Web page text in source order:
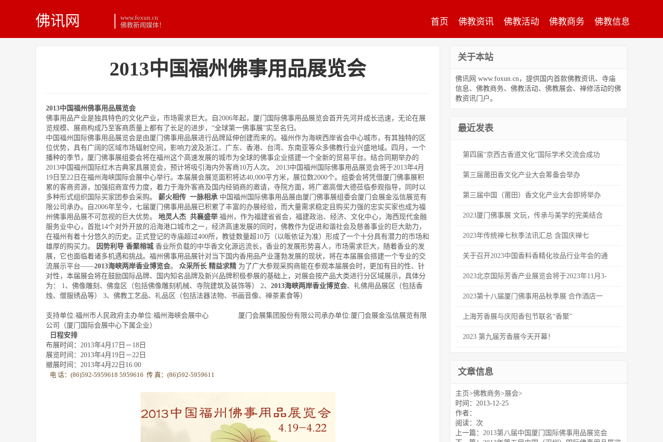
佛讯网
www.foxun.cn
佛教新闻媒体！
首页 佛教资讯 佛教活动 佛教商务 佛教信息
2013中国福州佛事用品展览会
2013中国福州佛事用品展览会
佛事用品产业是独具特色的文化产业，市场需求巨大。自 2006年起，厦门国际佛事用品展览会首开先河并成长迅速， 无论在展
览规模、展商构成乃至客商质量上都有了长足的进步，“全球第一佛事展”实至名归。
中国福州国际佛事用品展览会是由厦门佛事用品展进行品牌延伸创建而来的。 福州作为海峡西岸省会中心城市，有其独特的区
位优势，具有广阔的区域市场辐射空间，影响力波及浙江、广东、香港、台湾、东南亚等众多佛教行业兴盛地域。
四月，一个
播种的季节，厦门佛事展组委会将在福州这个高速发展的城市为全球的佛事企业搭建一个全新的贸易平台。 结合同期举办的
2013中国福州国际红木古典家具展览会，预计将吸引海内外客商10 万人次。 2013中国福州国际佛事用品展览会将于2013年4月
19 日至22 日在福州海峡国际会展中心举行。本届展会展览面积将达40 ,000平方米，展位数2000个。组委会将凭借厦门佛事展积
累的客商资源，加强招商宣传力度，着力于海外客商及国内经销商的邀请，寺院方面，将广邀高僧大德莅临参观指导，同时以
多种形式组织国际买家团参会采购。
薪火相传 一脉相承 中国福州国际佛事用品展由厦门佛事展组委会厦门会展金泓信展览有
限公司承办。自 2006年至今，七届厦门佛事用品展已积累了丰富的办展经验，而大量需求稳定且购买力强的忠实买家也成为福
州佛事用品展不可忽视的巨大优势。
地灵人杰 共襄盛举 福州，作为福建省省会，福建政治、经济、文化中心，海西现代金融
服务业中心，首批14个对外开放的沿海港口城市之一，经济高速发展的同时，佛教作为促进和谐社会及慈善事业的巨大助力，
在福州有着十分悠久的历史。正式登记的寺庙超过400所，教徒数量超10 万（以皈依证为准）形成了一个十分具有潜力的市场和
雄厚的购买力。
因势利导 香聚榕城 香业所负载的中华香文化源远流长，香业的发展形势喜人，市场需求巨大，随着香业的发
展，它也面临着诸多机遇和挑战。福州佛事用品展针对当下国内香用品产业蓬勃发展的现状，将在本届展会搭建一个专业的交
流展示平台——2013海峡两岸香业博览会。 众采所长 精益求精 为了广大参观采购商能在参观本届展会时，更加有目的性、针
对性，本届展会将在鼓励国际品牌、国内知名品牌及新兴品牌积极参展的基础上，对展会按产品大类进行分区域展示，具体分
为：
1、 佛像雕刻、佛龛区（包括佛像雕刻机械、寺院建筑及装饰等） 2、 2013海峡两岸香业博览会、礼佛用品展区
（包括香
烛、 僧服绣品等） 3、佛教工艺品、礼品区（包括法器法物、书画音像、禅茶素食等）
支持单位:福州市人民政府主办单位:福州海峡会展中心 厦门会展集团股份有限公司承办单位:厦门会展金泓信展览有限
公司（厦门国际会展中心下属企业）
日程安排
布展时间：2013年4月17日－18日
展览时间：2013年4月19日－22日
撤展时间：2013年4月22日16:00
电 话：(86)592-5959618 5959616 传 真：(86)592-5959611
关于本站
佛讯网 www.foxun.cn，提供国内首款佛教资讯、寺庙
信息、佛教商务、佛教活动、佛教展会、禅修活动的佛
教资讯门户。
最近发表
第四届“京西古香道文化”国际学术交流会成功
第三届莆田香文化产业大会筹备会举办
第三届中国（莆田）香文化产业大会即将举办
2023厦门佛事展 文玩，传承与美学的完美结合
2023年传统禅七秋季法讯汇总 含国庆禅七
关于召开2023中国香料香精化妆品行业年会的通
2023北京国际芳香产业展览会将于2023年11月3-
2023第十八届厦门佛事用品秋季展 合作酒店一
上海芳香展与庆阳香包节联名“香聚”
2023 第九届芳香展今天开幕！
文章信息
主页>佛教商务>展会>
时间：2013-12-25
作者：
阅读： 次
上一篇： 2013第八届中国厦门国际佛事用品展览会